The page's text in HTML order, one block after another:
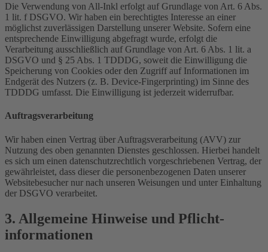
Die Verwendung von All-Inkl erfolgt auf Grundlage von Art. 6 Abs.
1 lit. f DSGVO. Wir haben ein berechtigtes Interesse an einer
möglichst zuverlässigen Darstellung unserer Website. Sofern eine
entsprechende Einwilligung abgefragt wurde, erfolgt die
Verarbeitung ausschließlich auf Grundlage von Art. 6 Abs. 1 lit. a
DSGVO und § 25 Abs. 1 TDDDG, soweit die Einwilligung die
Speicherung von Cookies oder den Zugriff auf Informationen im
Endgerät des Nutzers (z. B. Device-Fingerprinting) im Sinne des
TDDDG umfasst. Die Einwilligung ist jederzeit widerrufbar.
Auftragsverarbeitung
Wir haben einen Vertrag über Auftragsverarbeitung (AVV) zur
Nutzung des oben genannten Dienstes geschlossen. Hierbei handelt
es sich um einen datenschutzrechtlich vorgeschriebenen Vertrag, der
gewährleistet, dass dieser die personenbezogenen Daten unserer
Websitebesucher nur nach unseren Weisungen und unter Einhaltung
der DSGVO verarbeitet.
3. Allgemeine Hinweise und Pflicht­
informationen